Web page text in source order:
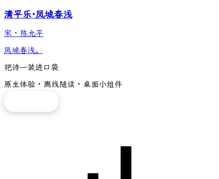
清平乐·凤城春浅
宋 · 陈允平
凤城春浅。
把诗一装进口袋
原生体验 · 离线随读 · 桌面小组件